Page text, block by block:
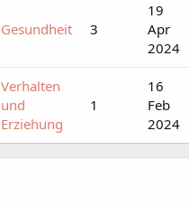
Gesundheit 3
19
Apr
2024
Verhalten
und
Erziehung
1
16
Feb
2024